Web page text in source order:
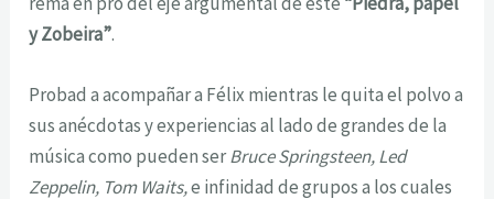
y Zobeira”.
Probad a acompañar a Félix mientras le quita el polvo a
sus anécdotas y experiencias al lado de grandes de la
música como pueden serBruce Springsteen, Led
Zeppelin, Tom Waits,e infinidad de grupos a los cuales